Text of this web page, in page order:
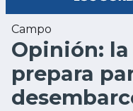
Campo
Opinión:
prepara